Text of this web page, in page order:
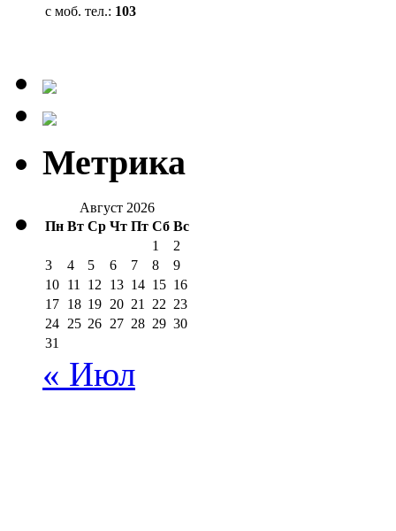
с моб. тел.: 103
Метрика
Август 2026
Пн Вт Ср Чт Пт Сб Вс
1
2
3
4 5 6 7 8
9
10 11 12 13 14 15 16
17 18 19 20 21 22 23
24 25 26 27 28 29 30
31
« Июл